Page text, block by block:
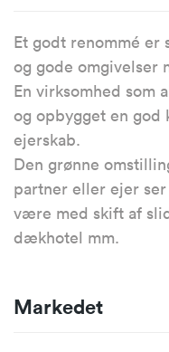
Et godt renommé er
og gode omgivelser
En virksomhed som
og opbygget en god
ejerskab.
Den grønne
partner eller ejer
være med skift af
dækhotel mm.
Markedet